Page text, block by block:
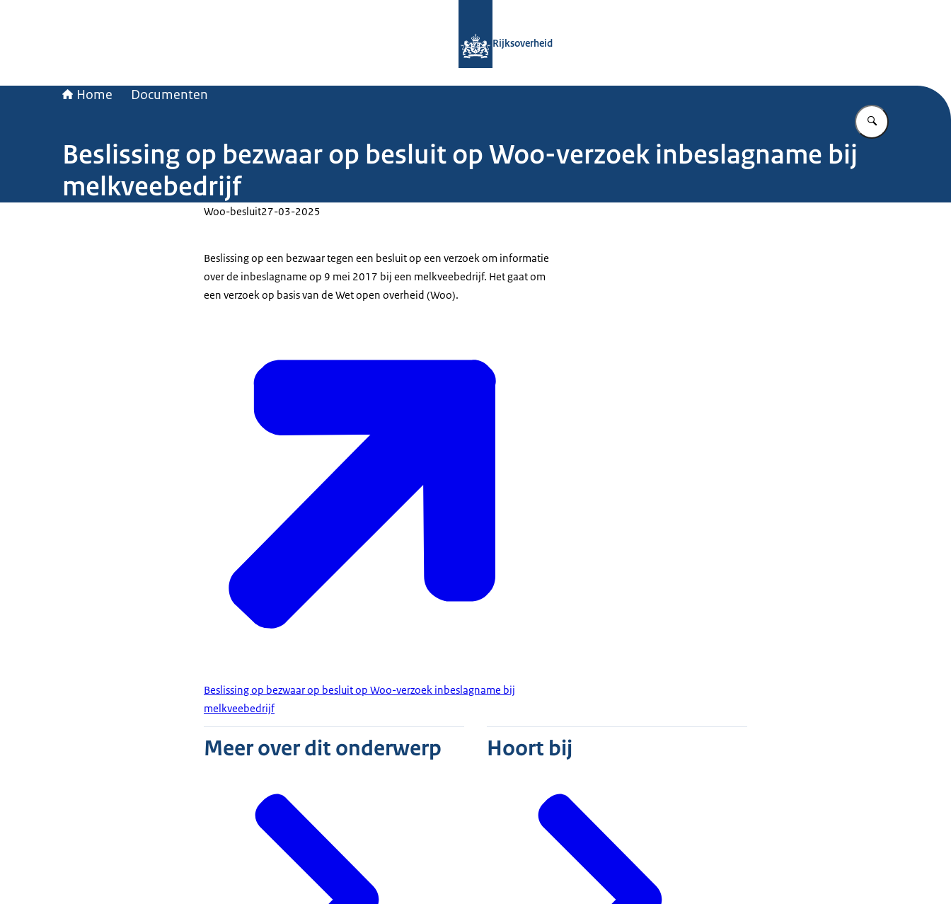
Rijksoverheid
Home Documenten
Vul in wat u
Beslissing op bezwaar op besluit op Woo-verzoek inbeslagname bij
melkveebedrijf
Woo-besluit27-03-2025
Beslissing op een bezwaar tegen een besluit op een verzoek om informatie
over de inbeslagname op 9 mei 2017 bij een melkveebedrijf. Het gaat om
een verzoek op basis van de Wet open overheid (Woo).
Beslissing op bezwaar op besluit op Woo-verzoek inbeslagname bij
melkveebedrijf
Meer over dit onderwerp Hoort bij